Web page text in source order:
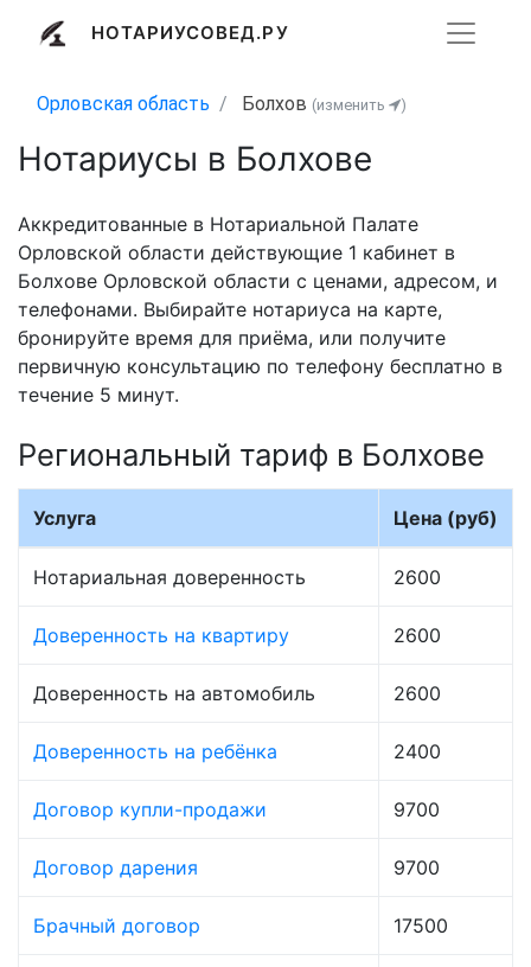
НОТАРИУСОВЕД.РУ
Орловская область Болхов (изменить )
Нотариусы в Болхове
Аккредитованные в Нотариальной Палате
Орловской области действующие 1 кабинет в
Болхове Орловской области с ценами, адресом, и
телефонами. Выбирайте нотариуса на карте,
бронируйте время для приёма, или получите
первичную консультацию по телефону бесплатно в
течение 5 минут.
Региональный тариф в Болхове
Услуга Цена (руб)
Нотариальная доверенность 2600
Доверенность на квартиру 2600
Доверенность на автомобиль 2600
Доверенность на ребёнка 2400
Договор купли-продажи 9700
Договор дарения 9700
Брачный договор 17500